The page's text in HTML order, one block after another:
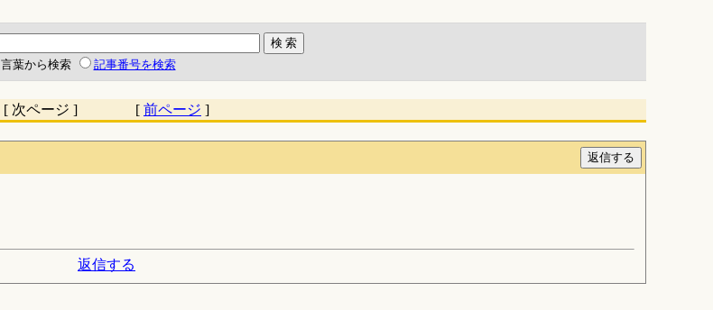
言葉から検索 記事番号を検索
[ 次ページ ] [ 前ページ ]
返信する